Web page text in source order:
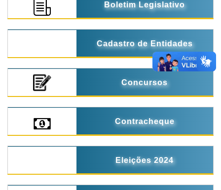
Boletim Legislativo
Cadastro de Entidades
Concursos
Contracheque
Eleições 2024